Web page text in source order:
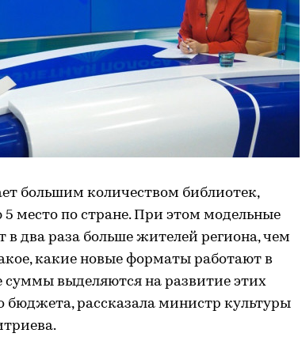
большим количеством библиотек,
место по стране. При этом модельные
в два раза больше жителей региона, чем
какие новые форматы работают в
суммы выделяются на развитие этих
бюджета, рассказала министр культуры